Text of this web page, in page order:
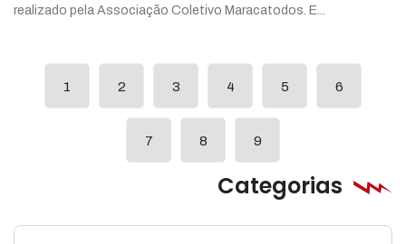
realizado pela Associação Coletivo Maracatodos. E...
1 2 3 4 5 6
7 8 9
Categorias